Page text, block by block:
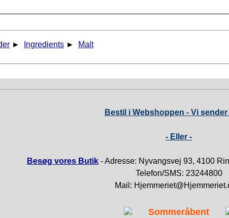
► Ingredients ► Malt
Bestil i Webshoppen - Vi
- Eller -
Besøg vores Butik - Adresse: Nyvangsvej 93, 4100
Telefon/SMS: 23244800
Mail:
Sommeråbent